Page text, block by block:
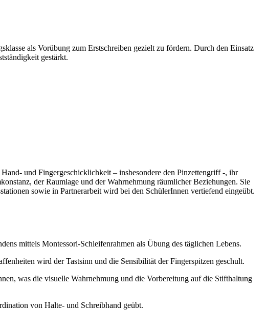
als Vorübung zum Erstschreiben gezielt zu fördern. Durch den Einsatz
gestärkt.
und Fingergeschicklichkeit – insbesondere den Pinzettengriff -, ihr
der Raumlage und der Wahrnehmung räumlicher Beziehungen. Sie
sowie in Partnerarbeit wird bei den SchülerInnen vertiefend eingeübt.
mittels Montessori-Schleifenrahmen als Übung des täglichen Lebens.
wird der Tastsinn und die Sensibilität der Fingerspitzen geschult.
was die visuelle Wahrnehmung und die Vorbereitung auf die Stifthaltung
von Halte- und Schreibhand geübt.